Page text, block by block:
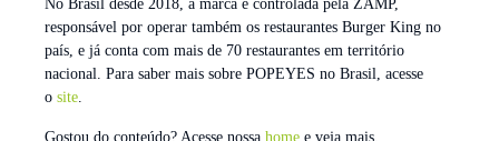
No Brasil desde 2018, a marca é controlada pela ZAMP,
responsável por operar também os restaurantes Burger King no
país, e já conta com mais de 70 restaurantes em território
nacional. Para saber mais sobre POPEYES no Brasil, acesse
o site.
Gostou do conteúdo? Acesse nossa home e veja mais.